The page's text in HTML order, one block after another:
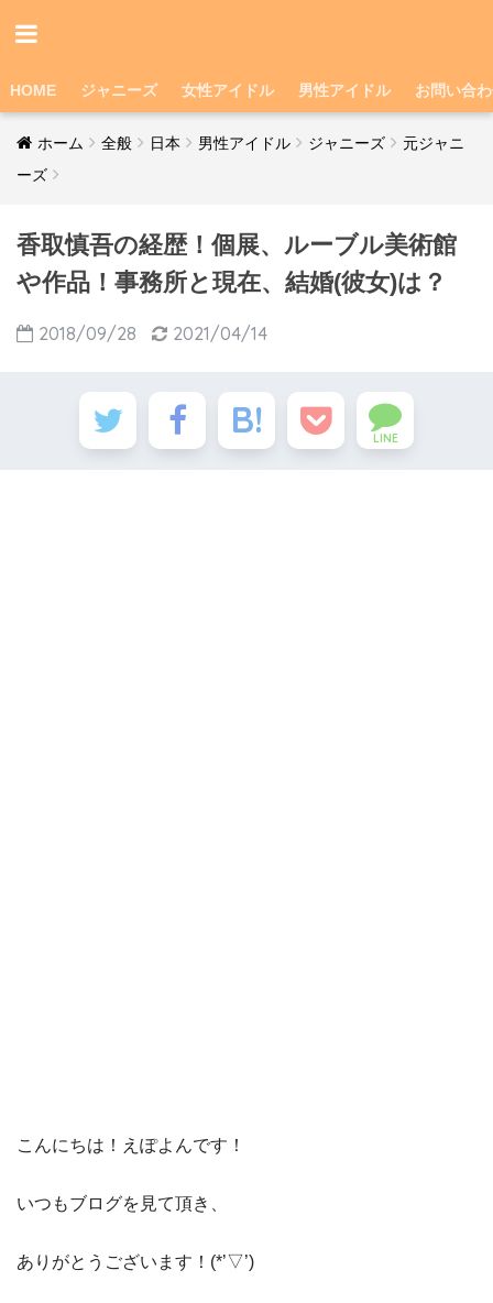
HOME ジャニーズ 女性アイドル 男性アイドル お問い合
ホーム 全般 日本 男性アイドル ジャニーズ
元ジャニ
ーズ
香取慎吾の経歴！個展、ルーブル美術館
や作品！事務所と現在、結婚(彼女)は？
2018/09/28 2021/04/14
LINE
こんにちは！えぽよんです！
いつもブログを見て頂き、
ありがとうございます！(*’▽’)